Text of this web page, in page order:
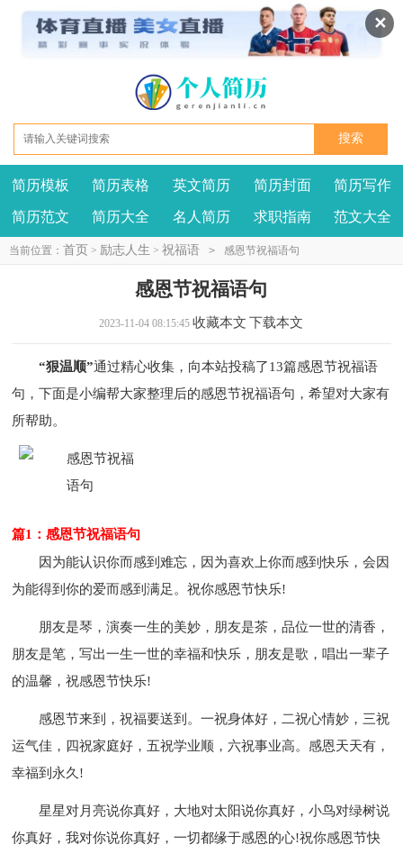
✕
我要投稿 投诉建议
简历模板 简历表格 英文简历 简历封面 简历写作
简历范文 简历大全 名人简历 求职指南 范文大全
当前位置： 首页 > 励志人生 > 祝福语 > 感恩节祝福语句
感恩节祝福语句
2023-11-04 08:15:45 收藏本文 下载本文
“狠温顺”通过精心收集，向本站投稿了13篇感恩节祝福语
句，下面是小编帮大家整理后的感恩节祝福语句，希望对大家有
所帮助。
篇1：感恩节祝福语句
因为能认识你而感到难忘，因为喜欢上你而感到快乐，会因
为能得到你的爱而感到满足。祝你感恩节快乐!
朋友是琴，演奏一生的美妙，朋友是茶，品位一世的清香，
朋友是笔，写出一生一世的幸福和快乐，朋友是歌，唱出一辈子
的温馨，祝感恩节快乐!
感恩节来到，祝福要送到。一祝身体好，二祝心情妙，三祝
运气佳，四祝家庭好，五祝学业顺，六祝事业高。感恩天天有，
幸福到永久!
星星对月亮说你真好，大地对太阳说你真好，小鸟对绿树说
你真好，我对你说你真好，一切都缘于感恩的心!祝你感恩节快